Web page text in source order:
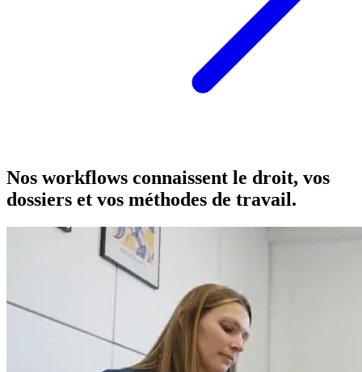
Nos workflows connaissent le droit, vos
dossiers et vos méthodes de travail.